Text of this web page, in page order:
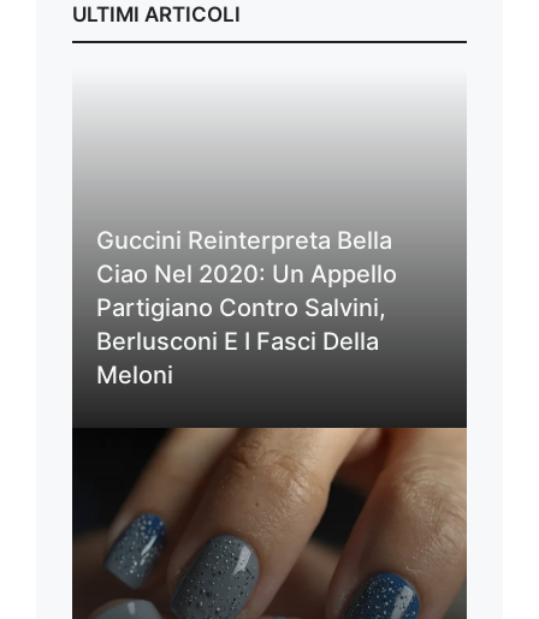
ULTIMI ARTICOLI
Guccini Reinterpreta Bella
Ciao Nel 2020: Un Appello
Partigiano Contro Salvini,
Berlusconi E I Fasci Della
Meloni